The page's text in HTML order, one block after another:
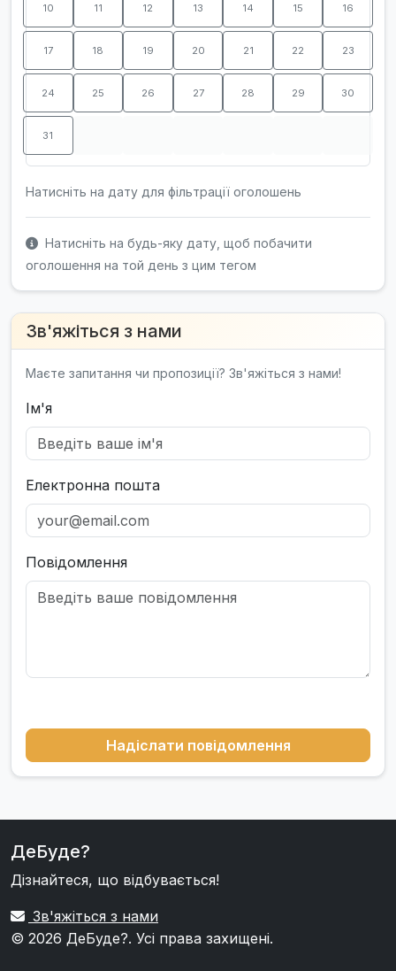
10 11 12 13 14 15 16
17 18 19 20 21 22 23
24 25 26 27 28 29 30
31
Натисніть на дату для фільтрації оголошень
Натисніть на будь-яку дату, щоб побачити
оголошення на той день з цим тегом
Зв'яжіться з нами
Маєте запитання чи пропозиції? Зв'яжіться з нами!
Ім'я
Електронна пошта
Повідомлення
Надіслати повідомлення
ДеБуде?
Дізнайтеся, що відбувається!
Зв'яжіться з нами
© 2026 ДеБуде?. Усі права захищені.